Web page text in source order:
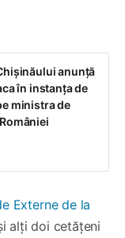
anunță
în instanța de
ministra de
Externe de la
alți doi cetățeni